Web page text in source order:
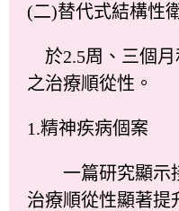
(二)替代式結構性
於2.5周、三個月
之治療順從性。
1.精神疾病個案
一篇研究顯示
治療順從性顯著提